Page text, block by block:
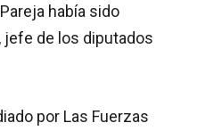
había sido
jefe de los diputados
por Las Fuerzas